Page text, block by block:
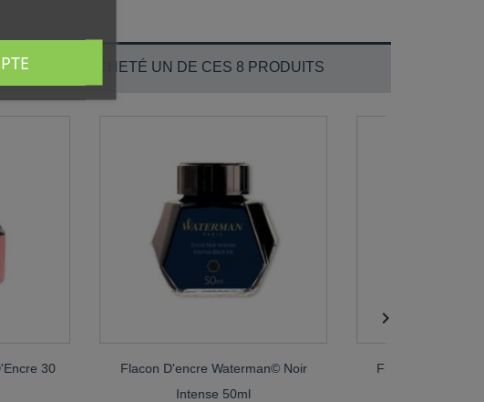
ACHETÉ UN DE CES 8 PRODUITS
Flacon D'encre Waterman© Noir
Intense 50ml
Flacon D'encre Waterman©
